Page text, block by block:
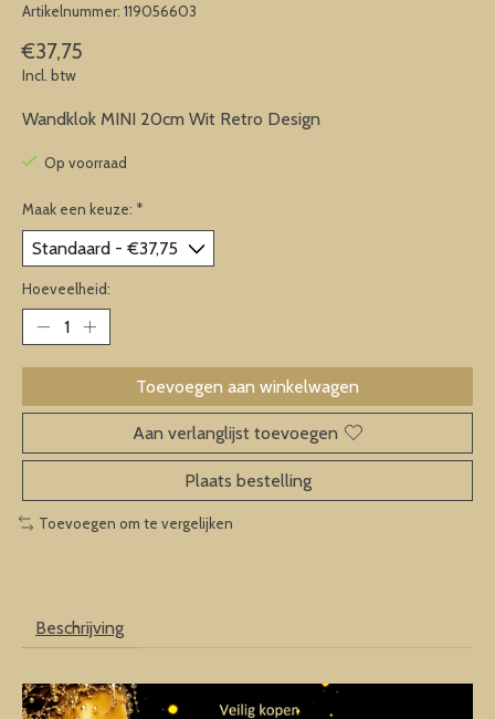
Artikelnummer: 119056603
€37,75
Incl. btw
Wandklok MINI 20cm Wit Retro Design
Op voorraad
Maak een keuze: *
Hoeveelheid:
Toevoegen aan winkelwagen
Aan verlanglijst toevoegen
Plaats bestelling
Toevoegen om te vergelijken
Beschrijving